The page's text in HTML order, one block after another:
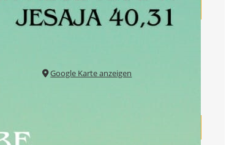
Veranstaltungsort
Google Karte anzeigen